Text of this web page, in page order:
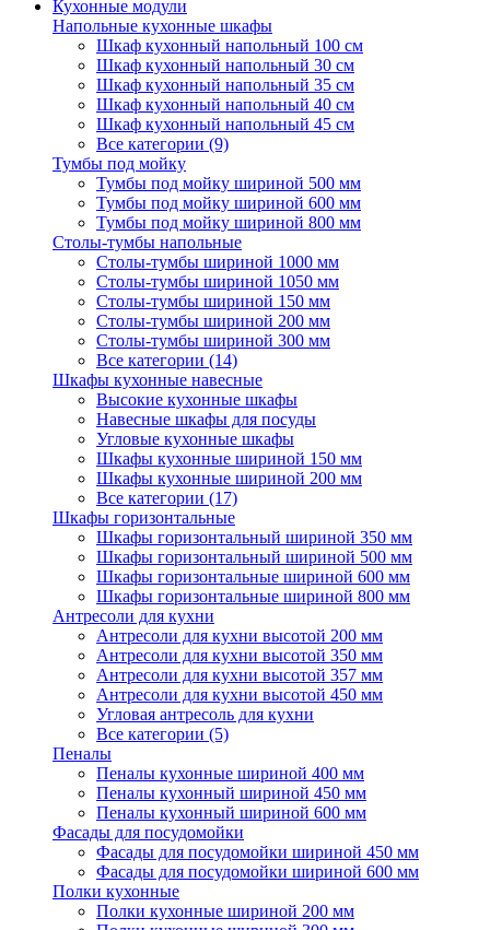
Кухонные модули
Напольные кухонные шкафы
Шкаф кухонный напольный 100 см
Шкаф кухонный напольный 30 см
Шкаф кухонный напольный 35 см
Шкаф кухонный напольный 40 см
Шкаф кухонный напольный 45 см
Все категории (9)
Тумбы под мойку
Тумбы под мойку шириной 500 мм
Тумбы под мойку шириной 600 мм
Тумбы под мойку шириной 800 мм
Столы-тумбы напольные
Столы-тумбы шириной 1000 мм
Столы-тумбы шириной 1050 мм
Столы-тумбы шириной 150 мм
Столы-тумбы шириной 200 мм
Столы-тумбы шириной 300 мм
Все категории (14)
Шкафы кухонные навесные
Высокие кухонные шкафы
Навесные шкафы для посуды
Угловые кухонные шкафы
Шкафы кухонные шириной 150 мм
Шкафы кухонные шириной 200 мм
Все категории (17)
Шкафы горизонтальные
Шкафы горизонтальный шириной 350 мм
Шкафы горизонтальный шириной 500 мм
Шкафы горизонтальные шириной 600 мм
Шкафы горизонтальные шириной 800 мм
Антресоли для кухни
Антресоли для кухни высотой 200 мм
Антресоли для кухни высотой 350 мм
Антресоли для кухни высотой 357 мм
Антресоли для кухни высотой 450 мм
Угловая антресоль для кухни
Все категории (5)
Пеналы
Пеналы кухонные шириной 400 мм
Пеналы кухонный шириной 450 мм
Пеналы кухонный шириной 600 мм
Фасады для посудомойки
Фасады для посудомойки шириной 450 мм
Фасады для посудомойки шириной 600 мм
Полки кухонные
Полки кухонные шириной 200 мм